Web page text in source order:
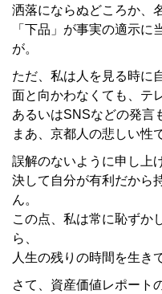
洒落にならぬどころか、
「下品」が事実の適示
が。
ただ、私は人を見る時に
面と向かわなくても、テ
あるいはSNSなどの発言
まあ、京都人の悲しい性
誤解のないように申し上
決して自分が有利だから
ん。
この点、私は常に恥ずか
ら、
人生の残りの時間を生き
さて、資産価値レポート